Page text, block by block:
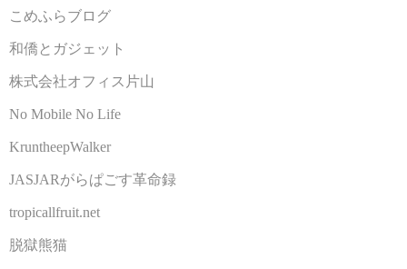
こめふらブログ
和僑とガジェット
株式会社オフィス片山
No Mobile No Life
KruntheepWalker
JASJARがらぱごす革命録
tropicallfruit.net
脱獄熊猫